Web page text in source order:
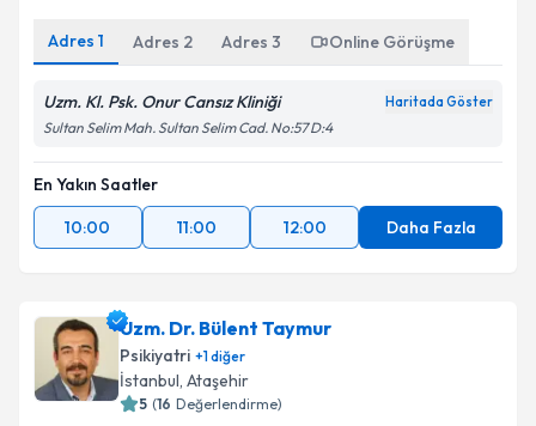
Adres 1 Adres 2 Adres 3 Online Görüşme
Uzm. Kl. Psk. Onur Cansız Kliniği Haritada Göster
Sultan Selim Mah. Sultan Selim Cad. No:57 D:4
En Yakın Saatler
10:00
11:00 12:00 Daha Fazla
Uzm. Dr. Bülent Taymur
Psikiyatri +1diğer
İstanbul, Ataşehir
5 (16 Değerlendirme)